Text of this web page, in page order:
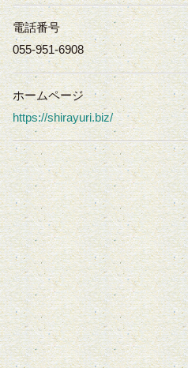
電話番号
055-951-6908
ホームページ
https://shirayuri.biz/